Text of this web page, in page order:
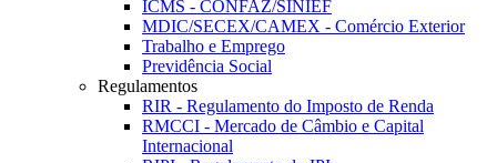
ICMS - CONFAZ/SINIEF
MDIC/SECEX/CAMEX - Comércio Exterior
Trabalho e Emprego
Previdência Social
Regulamentos
RIR - Regulamento do Imposto de Renda
RMCCI - Mercado de Câmbio e Capital
Internacional